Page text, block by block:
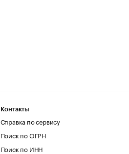
Контакты
Справка по сервису
Поиск по ОГРН
Поиск по ИНН